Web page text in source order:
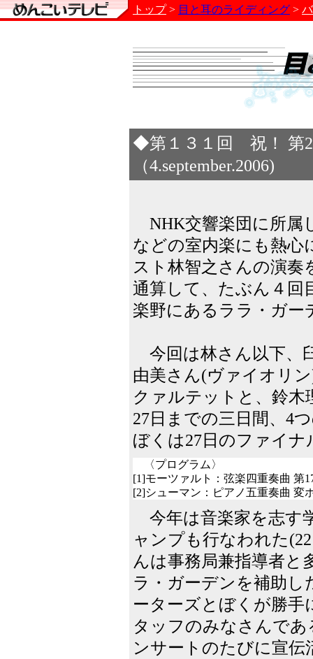
トップ > 目と耳のライディング >
◆第１３１回 祝！ 第
（4.september.2006)
NHK交響楽団に所属
などの室内楽にも熱
スト林智之さんの演奏
通算して、たぶん４回
楽野にあるララ・ガ
今回は林さん以下、
由美さん(ヴァイオリ
クァルテットと、鈴木
27日までの三日間、4
ぼくは27日のファイ
〈プログラム〉
[1]モーツァルト：弦楽四重奏曲 第
[2]シューマン：ピアノ五重奏曲 変
今年は音楽家を志す
ャンプも行なわれた
んは事務局兼指導者と
ラ・ガーデンを補助
ーターズとぼくが勝
タッフのみなさんで
ンサートのたびに宣伝